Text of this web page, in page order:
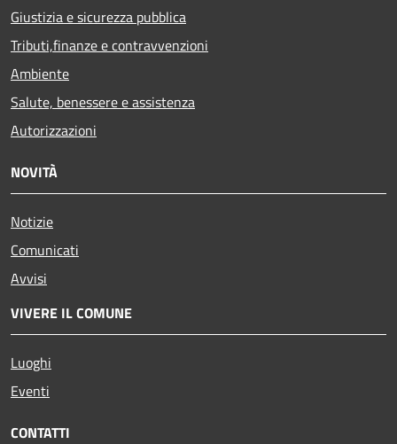
Giustizia e sicurezza pubblica
Tributi,finanze e contravvenzioni
Ambiente
Salute, benessere e assistenza
Autorizzazioni
NOVITÀ
Notizie
Comunicati
Avvisi
VIVERE IL COMUNE
Luoghi
Eventi
CONTATTI